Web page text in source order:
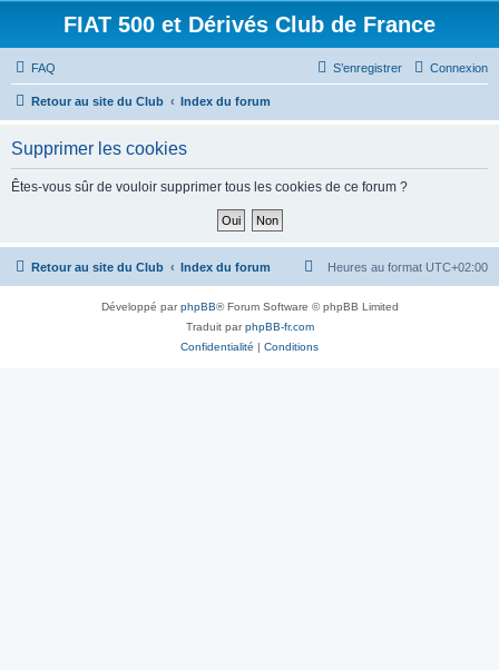
FIAT 500 et Dérivés Club de France
FAQ Connexion
S’enregistrer
Retour au site du Club Index du forum
Supprimer les cookies
Êtes-vous sûr de vouloir supprimer tous les cookies de ce forum ?
Retour au site du Club Index du forum Heures au format UTC+02:00
Développé parphpBB® Forum Software © phpBB Limited
Traduit parphpBB-fr.com
Confidentialité | Conditions